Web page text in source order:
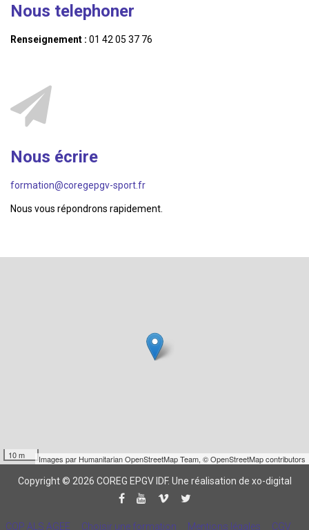
Nous telephoner
Renseignement : 01 42 05 37 76
Nous écrire
formation@coregepgv-sport.fr
Nous vous répondrons rapidement.
10 m Images par Humanitarian OpenStreetMap Team, © OpenStreetMap contributors
Copyright © 2026 COREG EPGV IDF. Une réalisation de xo-digital
CQP ALS AGEE Choisir une formation Mentions légales CGV